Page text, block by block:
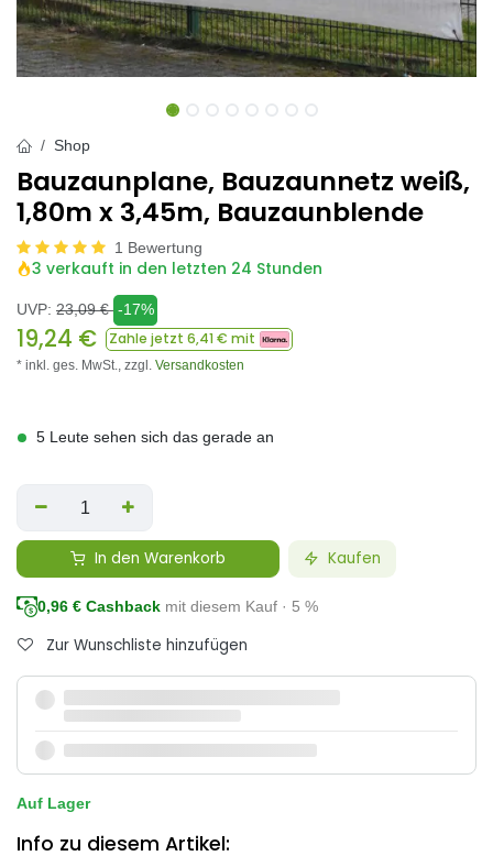
Shop
Bauzaunplane, Bauzaunnetz weiß,
1,80m x 3,45m, Bauzaunblende
1 Bewertung
3 verkauft in den letzten 24 Stunden
UVP: 23,09€ -17%
19,24 € Zahle jetzt 6,41€ mit
* inkl. ges. MwSt., zzgl. Versandkosten
5 Leute sehen sich das gerade an
In den Warenkorb Kaufen
0,96 € Cashback mit diesem Kauf · 5 %
Zur Wunschliste hinzufügen
Auf Lager
Info zu diesem Artikel: